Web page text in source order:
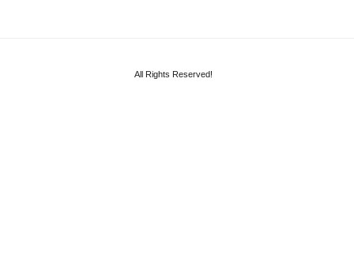
All Rights Reserved!